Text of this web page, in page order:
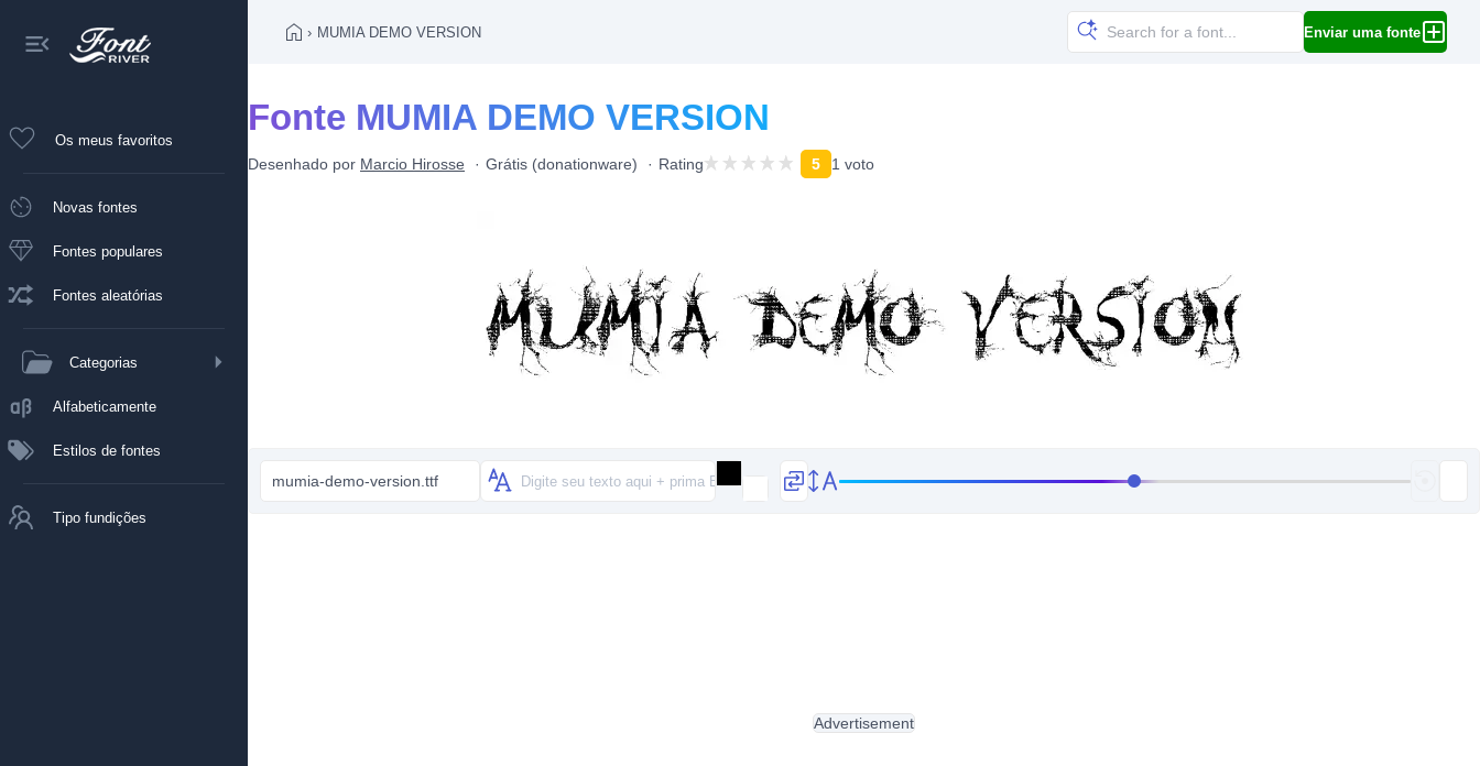
Os meus favoritos
Novas fontes
Fontes populares
Fontes aleatórias
Categorias
Alfabeticamente
Estilos de fontes
Tipo fundições
› MUMIA DEMO VERSION Enviar uma fonte
Fonte MUMIA DEMO VERSION
Desenhado por Marcio Hirosse Grátis (donationware) Rating 5 1 voto
mumia-demo-version.ttf
Advertisement